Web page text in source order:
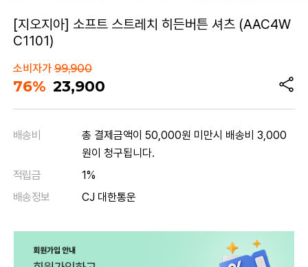
[지오지아] 소프트 스트레치 히든버튼 셔츠 (AAC4W
C1101)
소비자가99,900
76% 23,900
배송비
총 결제금액이 50,000원 미만시 배송비 3,000
원이 청구됩니다.
적립금
1%
배송정보
CJ 대한통운